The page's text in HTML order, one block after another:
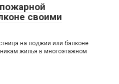
своими
на лоджии или балконе
жилья в многоэтажном